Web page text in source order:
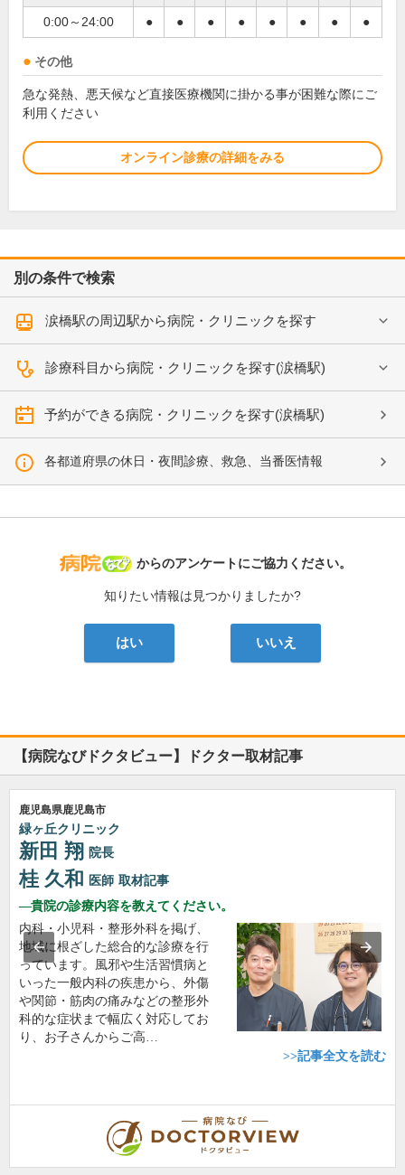
0:00～24:00 ● ● ● ● ● ● ● ●
その他
急な発熱、悪天候など直接医療機関に掛かる事が困難な際にご
利用ください
オンライン診療の詳細をみる
別の条件で検索
涙橋駅の周辺駅から病院・クリニックを探す
診療科目から病院・クリニックを探す(涙橋駅)
予約ができる病院・クリニックを探す(涙橋駅)
各都道府県の休日・夜間診療、救急、当番医情報
病院なび
からのアンケートにご協力ください。
知りたい情報は見つかりましたか?
はい いいえ
【病院なびドクタビュー】ドクター取材記事
鹿児島県鹿児島市
緑ヶ丘クリニック
新田 翔 院長
桂 久和 医師 取材記事
貴院の診療内容を教えてください。
内科・小児科・整形外科を掲げ、
地域に根ざした総合的な診療を行
っています。風邪や生活習慣病と
いった一般内科の疾患から、外傷
や関節・筋肉の痛みなどの整形外
科的な症状まで幅広く対応してお
り、お子さんからご高…
>>記事全文を読む